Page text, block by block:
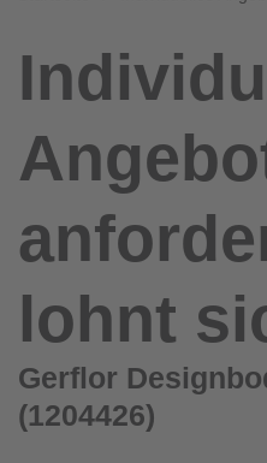
lohnt
Gerflor
(1204426)